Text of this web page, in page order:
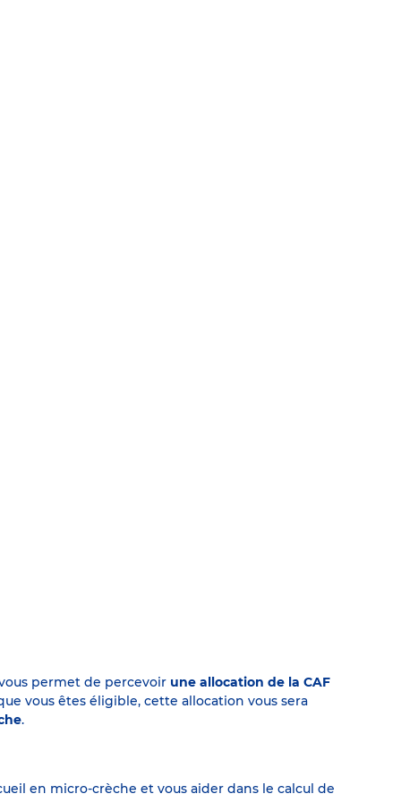
permet de percevoir une allocation de la CAF
vous êtes éligible, cette allocation vous sera
.
en micro-crèche et vous aider dans le calcul de